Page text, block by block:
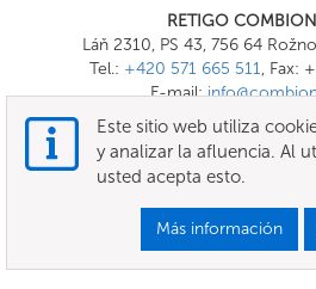
RETIGO
Láň 2310, PS 43, 756 64
Tel.: +420 571 665 511, Fax:
E-mail:
OnlineMenu
Términos Generales y
Este sitio web utiliza
y analizar la afluencia. Al
usted acepta esto.
Más información